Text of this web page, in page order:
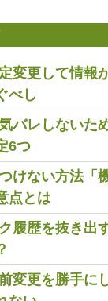
変更して情報
べし
バレしないた
6つ
けない方法「
点とは
履歴を抜き出
変更を勝手に